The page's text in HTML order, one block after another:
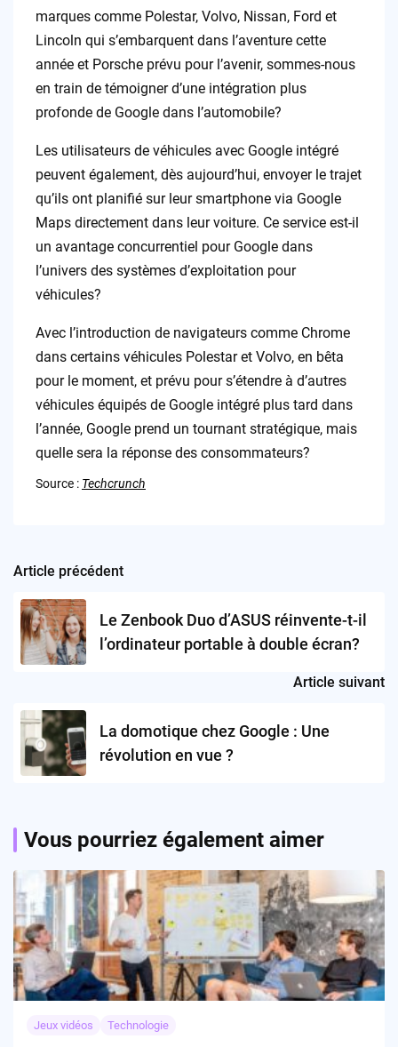
marques comme Polestar, Volvo, Nissan, Ford et
Lincoln qui s’embarquent dans l’aventure cette
année et Porsche prévu pour l’avenir, sommes-nous
en train de témoigner d’une intégration plus
profonde de Google dans l’automobile?
Les utilisateurs de véhicules avec Google intégré
peuvent également, dès aujourd’hui, envoyer le trajet
qu’ils ont planifié sur leur smartphone via Google
Maps directement dans leur voiture. Ce service est-il
un avantage concurrentiel pour Google dans
l’univers des systèmes d’exploitation pour
véhicules?
Avec l’introduction de navigateurs comme Chrome
dans certains véhicules Polestar et Volvo, en bêta
pour le moment, et prévu pour s’étendre à d’autres
véhicules équipés de Google intégré plus tard dans
l’année, Google prend un tournant stratégique, mais
quelle sera la réponse des consommateurs?
Source : Techcrunch
Post
navigation
Article précédent
Le Zenbook Duo d’ASUS réinvente-t-il
l’ordinateur portable à double écran?
Article suivant
La domotique chez Google : Une
révolution en vue ?
Vous pourriez également aimer
Jeux vidéos Technologie